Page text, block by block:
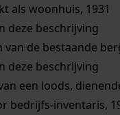
als woonhuis, 1931
deze beschrijving
van de bestaande
deze beschrijving
een loods,
bedrijfs-inventaris,